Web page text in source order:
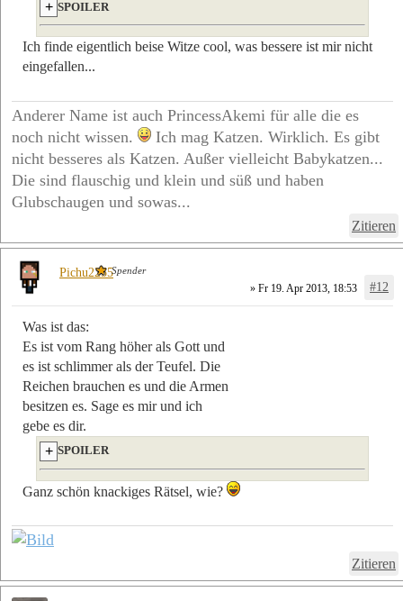
SPOILER
Ich finde eigentlich beise Witze cool, was bessere ist mir nicht
eingefallen...
Anderer Name ist auch PrincessAkemi für alle die es
noch nicht wissen.
Ich mag Katzen. Wirklich. Es gibt
nicht besseres als Katzen. Außer vielleicht Babykatzen...
Die sind flauschig und klein und süß und haben
Glubschaugen und sowas...
Zitieren
» Fr 19. Apr 2013, 18:53 #12
Was ist das:
Es ist vom Rang höher als Gott und
es ist schlimmer als der Teufel. Die
Reichen brauchen es und die Armen
besitzen es. Sage es mir und ich
gebe es dir.
SPOILER
Ganz schön knackiges Rätsel, wie?
Zitieren
Pichu2255Spender